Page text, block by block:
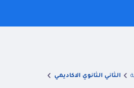
الثاني الثانوي الاكاديمي